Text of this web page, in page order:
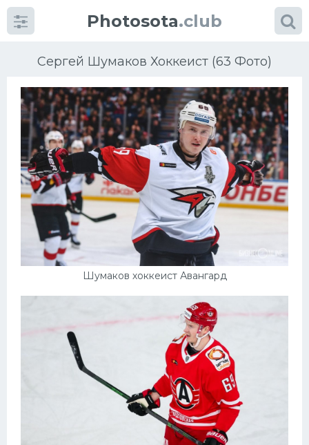
Photosota.club
Сергей Шумаков Хоккеист (63 Фото)
Шумаков хоккеист Авангард
Категории Фото
Еще картинки...
Футбол
Баскетбол
Конькобежный спорт
Тренажеры
Интерьер квартиры